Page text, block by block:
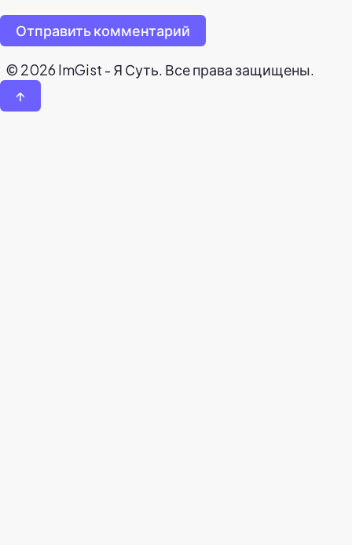
Отправить комментарий
© 2026 ImGist - Я Суть. Все права защищены.
↑